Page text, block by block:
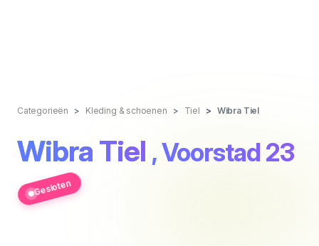
Categorieën Kleding & schoenen Tiel Wibra Tiel
Wibra Tiel , Voorstad 23
Gesloten